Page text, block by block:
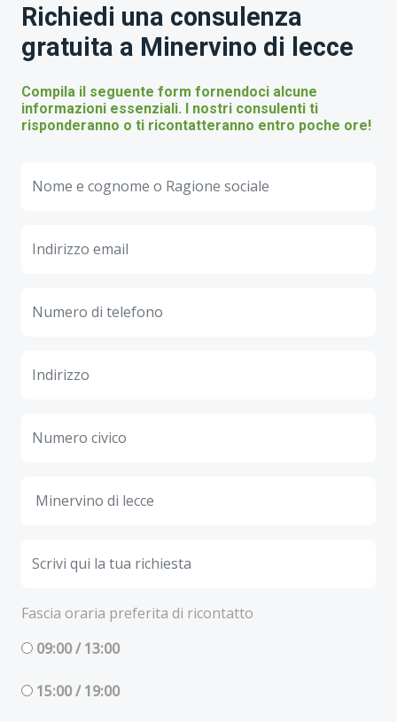
Richiedi una consulenza
gratuita a Minervino di lecce
Compila il seguente form fornendoci alcune
informazioni essenziali. I nostri consulenti ti
risponderanno o ti ricontatteranno entro poche ore!
Fascia oraria preferita di ricontatto
09:00 / 13:00
15:00 / 19:00